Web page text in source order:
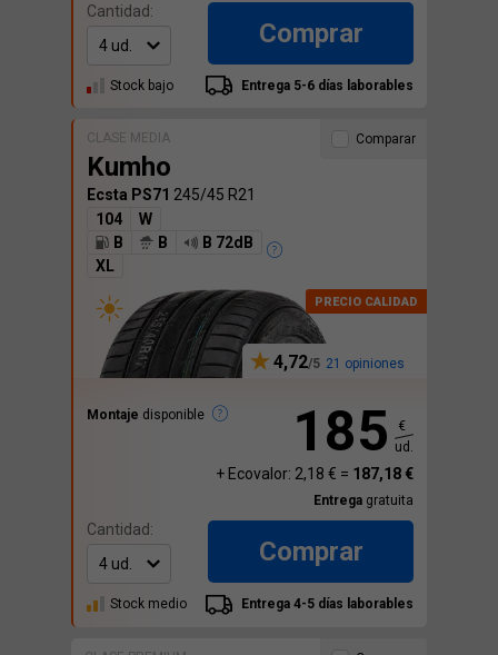
Cantidad:
Comprar
Stock bajo Entrega 5-6 días laborables
CLASE MEDIA
Kumho
Ecsta PS71 245/45 R21
104
W
B
B
B 72dB
XL
4,72 21 opiniones
Montaje disponible
Comparar
185
€
ud.
+ Ecovalor: 2,18 € = 187,18 €
Entrega gratuita
Cantidad:
Comprar
Stock medio Entrega 4-5 días laborables